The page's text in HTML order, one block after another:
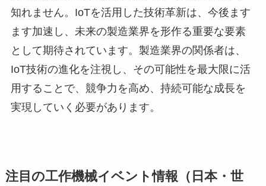
知れません。IoTを活用した技術革新は、今後ます
ます加速し、未来の製造業界を形作る重要な要素
として期待されています。製造業界の関係者は、
IoT技術の進化を注視し、その可能性を最大限に活
用することで、競争力を高め、持続可能な成長を
実現していく必要があります。
注目の工作機械イベント情報（日本・世